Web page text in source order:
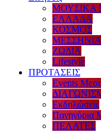
ΜΟΥΣΙΚΑ
ΕΛΛΑΔΑ
ΚΟΣΜΟΣ
ΜΕΣΣΗΝΙΑ
ΖΩΔΙΑ
Lifestyle
ΠΡΟΤΑΣΕΙΣ
Events
Εκδηλώσεις
Πανηγύρια
ΠΕΛΑΤΕΣ